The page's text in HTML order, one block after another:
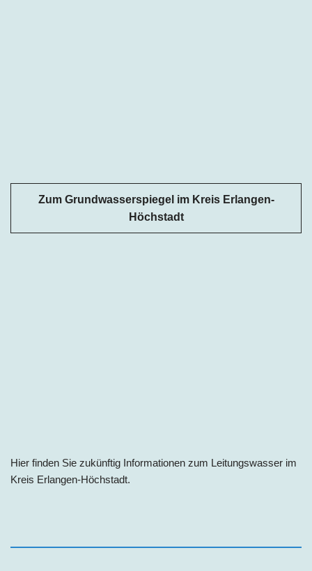
Zum Grundwasserspiegel im Kreis Erlangen-
Höchstadt
Hier finden Sie zukünftig Informationen zum Leitungswasser im
Kreis Erlangen-Höchstadt.